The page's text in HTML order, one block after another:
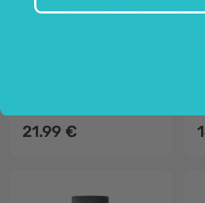
Veganski izolat sojinih
21.99 €